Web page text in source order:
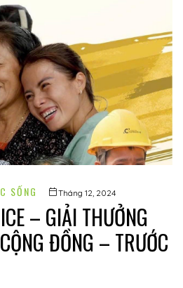
SỐNG Tháng 12, 2024
– GIẢI THƯỞNG
ĐỒNG – TRƯỚC